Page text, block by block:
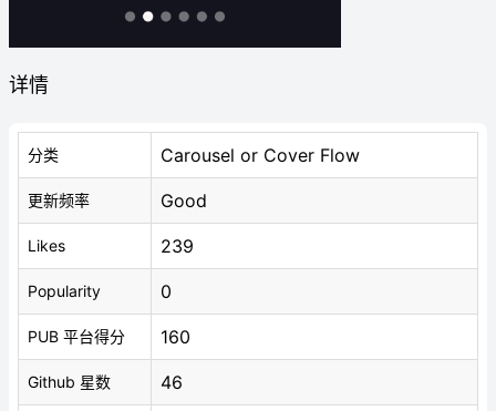
详情
分类 Carousel or Cover Flow
更新频率 Good
Likes 239
Popularity 0
PUB 平台得分 160
Github 星数 46